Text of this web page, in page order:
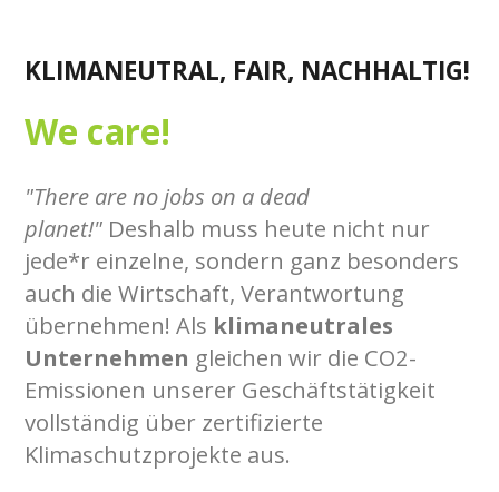
KLIMANEUTRAL, FAIR, NACHHALTIG!
We care!
"There are no jobs on a dead
planet!" Deshalb muss heute nicht nur
jede*r einzelne, sondern ganz besonders
auch die Wirtschaft, Verantwortung
übernehmen! Als klimaneutrales
Unternehmen gleichen wir die CO2-
Emissionen unserer Geschäftstätigkeit
vollständig über zertifizierte
Klimaschutzprojekte aus.